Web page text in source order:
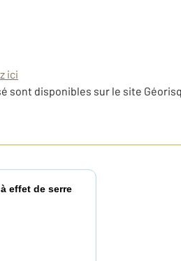
ici
sont disponibles sur le site
effet de serre